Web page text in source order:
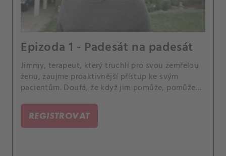
Epizoda 1 - Padesát na padesát
Jimmy, terapeut, který truchlí pro svou zemřelou
ženu, zaujme proaktivnější přístup ke svým
pacientům. Doufá, že když jim pomůže, pomůže
REGISTROVAT